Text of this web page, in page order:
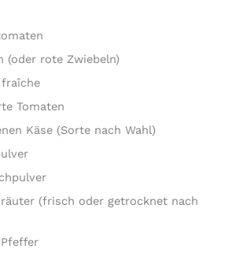
(oder rote Zwiebeln)
Tomaten
Käse (Sorte nach Wahl)
(frisch oder getrocknet nach